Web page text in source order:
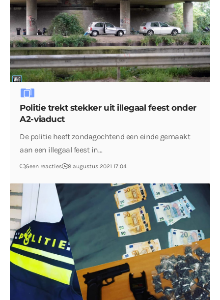
Politie trekt stekker uit illegaal feest onder
A2-viaduct
De politie heeft zondagochtend een einde gemaakt
aan een illegaal feest in…
Geen reacties 8 augustus 2021 17:04